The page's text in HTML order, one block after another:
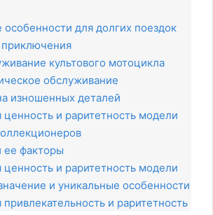
для долгих поездок
культового мотоцикла
обслуживание
изношенных деталей
и раритетность модели
ее факторы
и раритетность модели
и уникальные особенности
и раритетность